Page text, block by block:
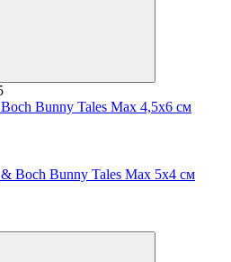
Bunny Tales Max 4,5х6 см